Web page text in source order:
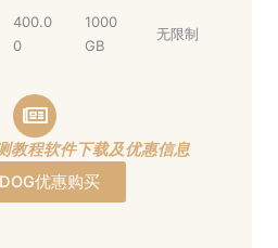
400.0
0
1000
GB
无限制
教程软件下载及优惠信息
优惠购买